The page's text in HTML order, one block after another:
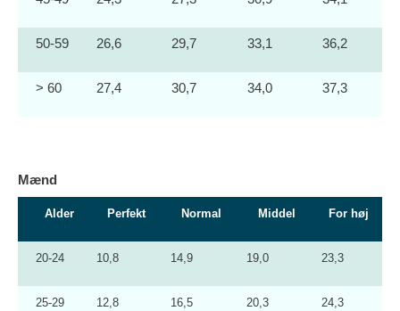
50-59 26,6 29,7 33,1 36,2
> 60 27,4 30,7 34,0 37,3
Mænd
Alder Perfekt Normal Middel For høj
20-24 10,8 14,9 19,0 23,3
25-29 12,8 16,5 20,3 24,3